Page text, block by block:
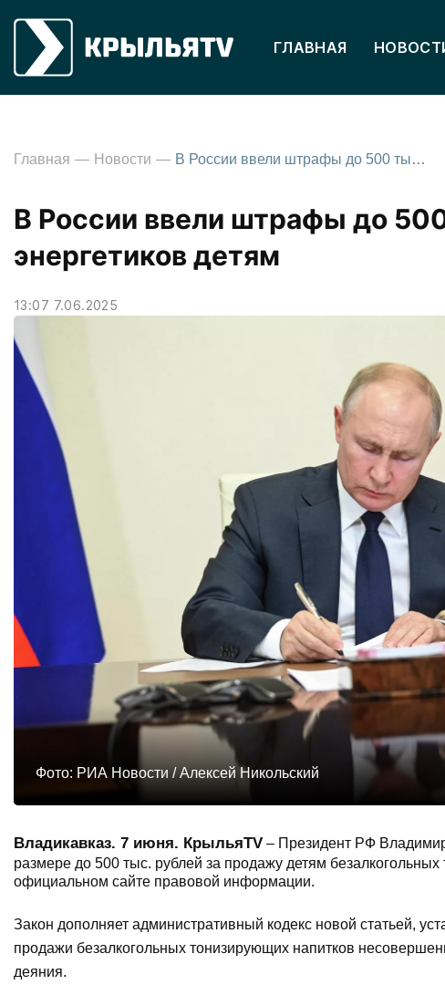
ГЛАВНАЯ
Главная Новости В России ввели штрафы до 500 тыс. рублей за продажу энергетиков детям
В России ввели штрафы до
энергетиков детям
13:07 7.06.2025
Фото: РИА Новости / Алексей Никольский
Владикавказ. 7 июня. КрыльяTV – Президент РФ
размере до 500 тыс. рублей за продажу детям
официальном сайте правовой информации.
Закон дополняет административный кодекс новой статьей,
продажи безалкогольных тонизирующих напитков
деяния.